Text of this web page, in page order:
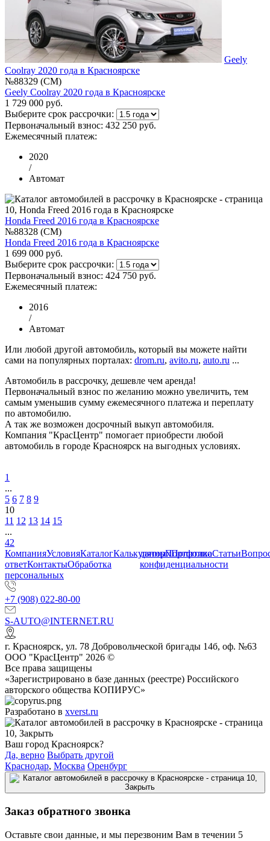
Geely
Coolray 2020 года в Красноярске
№88329 (CM)
Geely Coolray 2020 года в Красноярске
1 729 000 руб.
Выберите срок рассрочки:
Первоначальный взнос: 432 250 руб.
Ежемесячный платеж:
2020
/
Автомат
Honda Freed 2016 года в Красноярске
№88328 (CM)
Honda Freed 2016 года в Красноярске
1 699 000 руб.
Выберите срок рассрочки:
Первоначальный взнос: 424 750 руб.
Ежемесячный платеж:
2016
/
Автомат
Или любой другой автомобиль, который вы можете найти
сами на популярных порталах: drom.ru, avito.ru, auto.ru ...
Автомобиль в рассрочку, дешевле чем аренда!
Первоначальный взнос по желанию можно увеличить, тем
самым уменьшив сумму ежемесячного платежа и переплату
по автомобилю.
А так же возможен досрочный выкуп автомобиля.
Компания "КрасЦентр" помогает приобрести любой
автомобиль в городе Красноярск на выгодных условиях.
1
...
5 6 7 8 9
10
11 12 13 14 15
...
42
КомпанияУсловияКаталогКалькуляторПортфолиоСтатьи
ответКонтактыОбработка
персональных
данныхПолитика
конфиденциальности
+7 (908) 022-80-00
S-AUTO@INTERNET.RU
г. Красноярск, ул. 78 Добровольческой бригады 14б, оф. №63
ООО "КрасЦентр" 2026 ©
Все права защищены
«Зарегистрировано в базе данных (реестре) Российского
авторского общества КОПИРУС»
Разработано в xverst.ru
Ваш город Красноярск?
Да, верно Выбрать другой
Краснодар, Москва Оренбург
Заказ обратного звонка
Оставьте свои данные, и мы перезвоним Вам в течении 5